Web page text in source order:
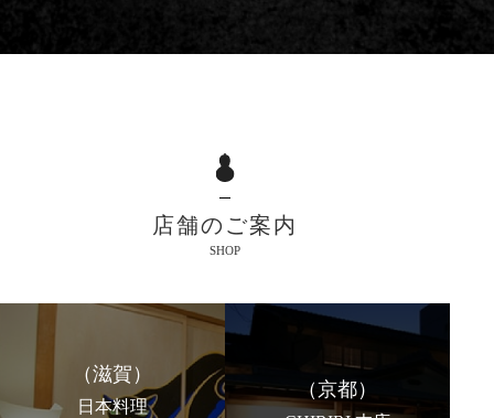
店舗のご案内
SHOP
（滋賀）
日本料理
（京都）